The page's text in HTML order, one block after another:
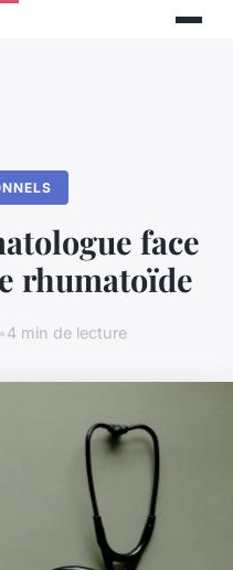
face
rhumatoïde
•4 min de lecture